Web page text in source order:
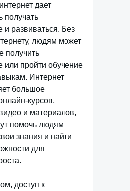
дает
получать
и развиваться. Без
людям может
получить
или пройти обучение
Интернет
большое
курсов,
и материалов,
помочь людям
знания и найти
для
доступ к